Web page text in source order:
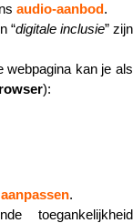
audio-aanbod.
“digitale inclusie” zijn
webpagina kan je als
):
aanpassen.
toegankelijkheid